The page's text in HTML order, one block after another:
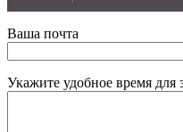
Ваша почта
Укажите удобное время для